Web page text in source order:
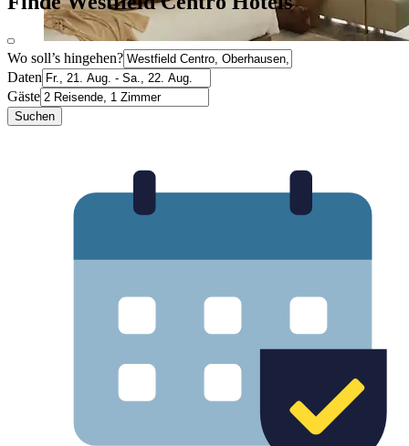
Wo soll’s hingehen?
Daten
Gäste
Suchen